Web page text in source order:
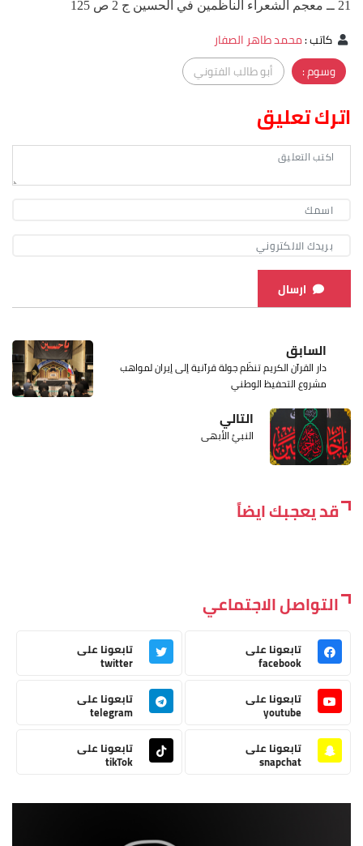
21 ــ معجم الشعراء الناظمين في الحسين ج 2 ص 125
كاتب:محمد طاهر الصفار
وسوم :
أبو طالب الفتوني
اترك تعليق
ارسال
السابق
دار القرآن الكريم تنظّم جولة قرآنية إلى إيران لمواهب
مشروع التحفيظ الوطني
التالي
النبيُ الأبهى
قد يعجبك ايضاً
التواصل الاجتماعي
تابعونا على
facebook
تابعونا على
twitter
تابعونا على
youtube
تابعونا على
telegram
تابعونا على
snapchat
تابعونا على
tikTok